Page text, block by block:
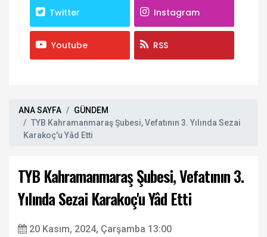
Twitter Instagram
Youtube RSS
ANA SAYFA
GÜNDEM
TYB Kahramanmaraş Şubesi, Vefatının 3. Yılında Sezai
Karakoç'u Yâd Etti
TYB Kahramanmaraş Şubesi, Vefatının 3.
Yılında Sezai Karakoç'u Yâd Etti
20 Kasım, 2024, Çarşamba 13:00